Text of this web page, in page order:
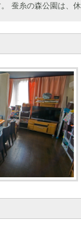
蚕糸の森公園は、